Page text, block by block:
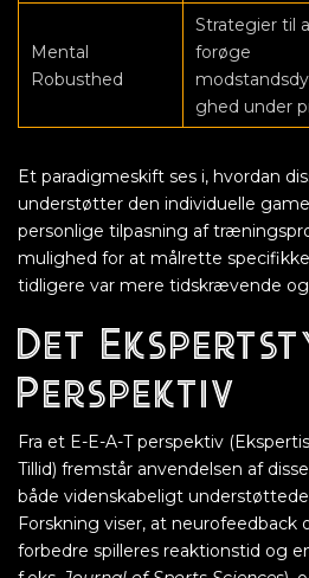
Mental
Robusthed
Strategier til
forøge
ghed under
Et paradigmeskift ses i, hvordan
understøtter den individuelle
personlige tilpasning af
mulighed for at målrette
tidligere var mere tidskrævende
Det
Perspektiv
Fra et E-E-A-T perspektiv
Tillid) fremstår anvendelsen af
både videnskabeligt
Forskning viser, at neurofeedback
forbedre spilleres reaktionstid og